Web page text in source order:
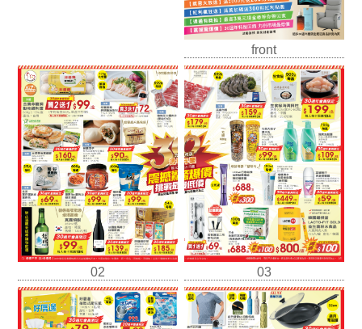
front
02 03